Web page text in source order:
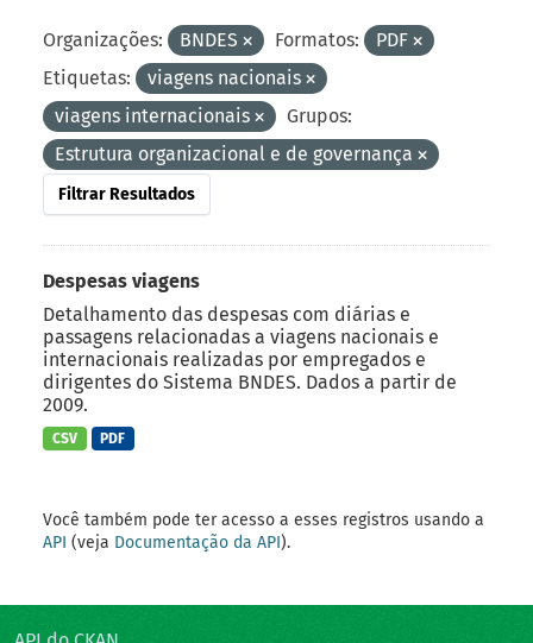
Organizações: BNDES Formatos:
PDF
Etiquetas:
viagens nacionais
viagens internacionais
Grupos:
Estrutura organizacional e de governança
Filtrar Resultados
Despesas viagens
Detalhamento das despesas com diárias e
passagens relacionadas a viagens nacionais e
internacionais realizadas por empregados e
dirigentes do Sistema BNDES. Dados a partir de
2009.
CSV PDF
Você também pode ter acesso a esses registros usando a
API (veja Documentação da API).